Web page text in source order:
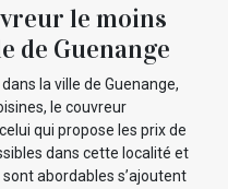
le moins
de Guenange
la ville de Guenange,
le couvreur
qui propose les prix de
dans cette localité et
abordables s’ajoutent